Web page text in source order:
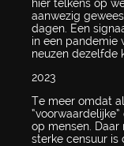
hier telkens op
aanwezig
dagen. Een
in een pandemie
neuzen dezelfde
2023
Te meer omdat
op mensen.
sterke censuur is